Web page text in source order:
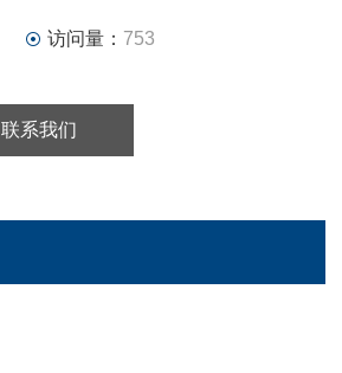
访问量： 753
联系我们